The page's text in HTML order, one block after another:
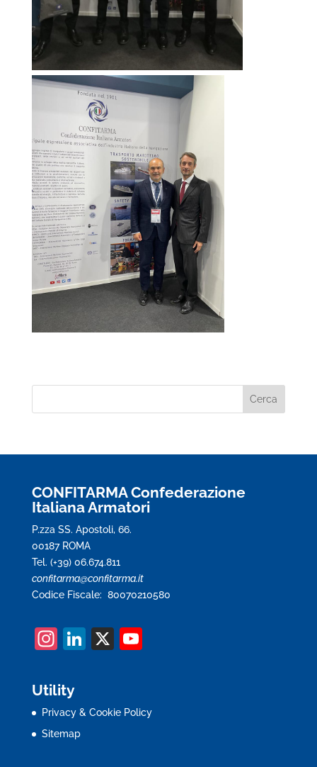
CONFITARMA Confederazione
Italiana Armatori
P.zza SS. Apostoli, 66.
00187 ROMA
Tel. (+39) 06.674.811
confitarma@confitarma.it
Codice Fiscale: 80070210580
In
a
gr
a
Li
e
X Y
T
Utility
Privacy & Cookie Policy
Sitemap